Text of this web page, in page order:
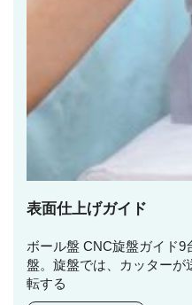
表面仕上げガイド
ボール盤 CNC旋盤ガイド
盤。旋盤では、カッターが
転する